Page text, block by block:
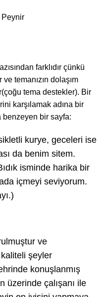
farklıdır çünkü
temanızın dolaşım
tema destekler). Bir
karşılamak adına bir
benzeyen bir sayfa:
kurye, geceleri ise
da benim sitem.
isminde harika bir
içmeyi seviyorum.
ve
şeyler
konuşlanmış
üzerinde çalışanı ile
başlayın.